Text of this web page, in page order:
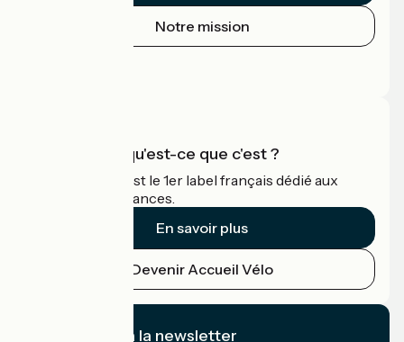
Notre mission
Accueil Vélo qu'est-ce que c'est ?
Accueil Vélo c'est le 1er label français dédié aux
cyclistes en vacances.
En savoir plus
Devenir Accueil Vélo
Je m'abonne à la newsletter